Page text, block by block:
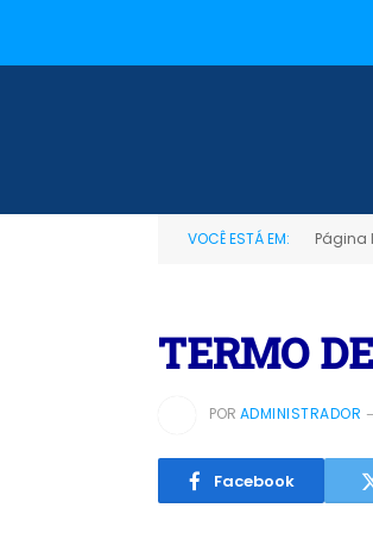
VOCÊ ESTÁ EM: Página
TERMO
POR ADMINISTRADOR
Facebook